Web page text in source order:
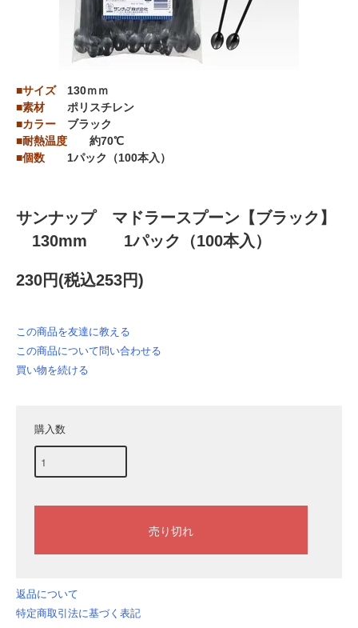
■サイズ130ｍｍ
■素材ポリスチレン
■カラー ブラック
■耐熱温度 約70℃
■個数 1パック（100本入）
サンナップ マドラースプーン【ブラック】
130mm 1パック（100本入）
230円(税込253円)
この商品を友達に教える
この商品について問い合わせる
買い物を続ける
購入数
返品について
特定商取引法に基づく表記